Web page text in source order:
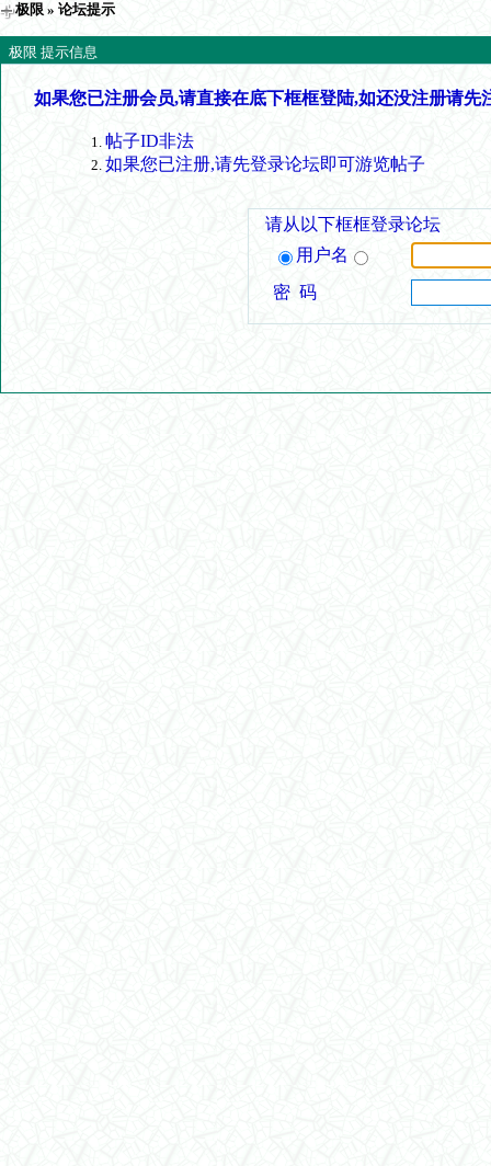
极限 » 论坛提示
极限 提示信息
如果您已注册会员,请直接在底下框框登陆,如还没注册请先
帖子ID非法
如果您已注册,请先登录论坛即可游览帖子
请从以下框框登录论坛
用户名
密 码